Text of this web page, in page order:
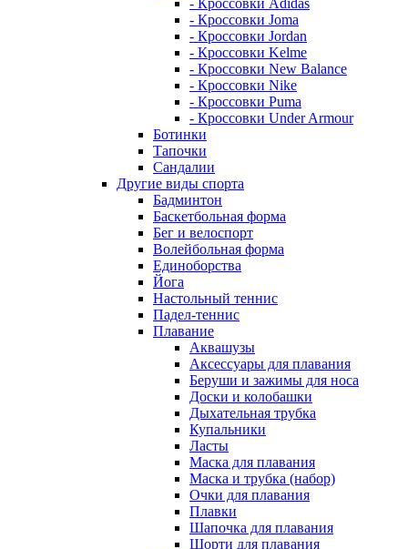
- Кроссовки Joma
- Кроссовки Jordan
- Кроссовки Kelme
- Кроссовки New Balance
- Кроссовки Nike
- Кроссовки Puma
- Кроссовки Under Armour
Ботинки
Тапочки
Сандалии
Другие виды спорта
Бадминтон
Баскетбольная форма
Бег и велоспорт
Волейбольная форма
Единоборства
Йога
Настольный теннис
Падел-теннис
Плавание
Аквашузы
Аксессуары для плавания
Беруши и зажимы для носа
Доски и колобашки
Дыхательная трубка
Купальники
Ласты
Маска для плавания
Маска и трубка (набор)
Очки для плавания
Плавки
Шапочка для плавания
Шорти для плавания